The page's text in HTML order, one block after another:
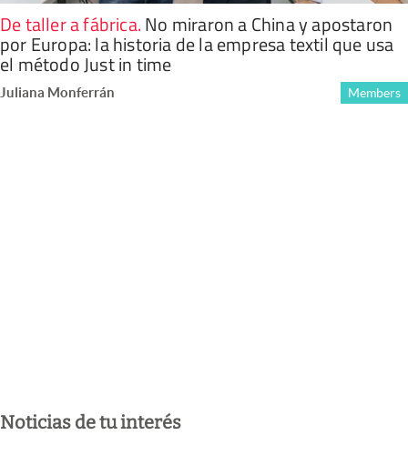
De taller a fábrica.No miraron a China y apostaron
por Europa: la historia de la empresa textil que usa
el método Just in time
Juliana Monferrán Members
Noticias de tu interés